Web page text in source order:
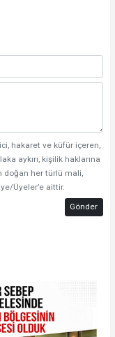
hakaret ve küfür içeren,
aykırı, kişilik haklarına
doğan her türlü mali,
Üyeler’e aittir.
Gönder